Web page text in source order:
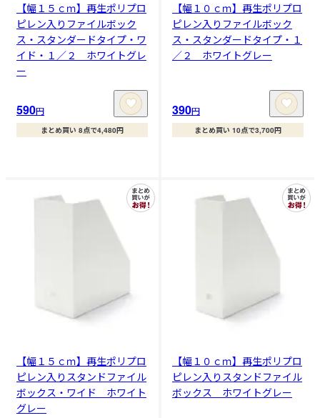
【幅１５ｃｍ】再生ポリプロ
ピレン入りファイルボック
ス・スタンダードタイプ・ワ
イド・１／２ ホワイトグレ
ー
590円
まとめ買い 8点で4,480円
【幅１０ｃｍ】再生ポリプロ
ピレン入りファイルボック
ス・スタンダードタイプ・１
／２ ホワイトグレー
390円
まとめ買い 10点で3,700円
【幅１５ｃｍ】再生ポリプロ
ピレン入りスタンドファイル
ボックス・ワイド ホワイト
グレー
【幅１０ｃｍ】再生ポリプロ
ピレン入りスタンドファイル
ボックス ホワイトグレー